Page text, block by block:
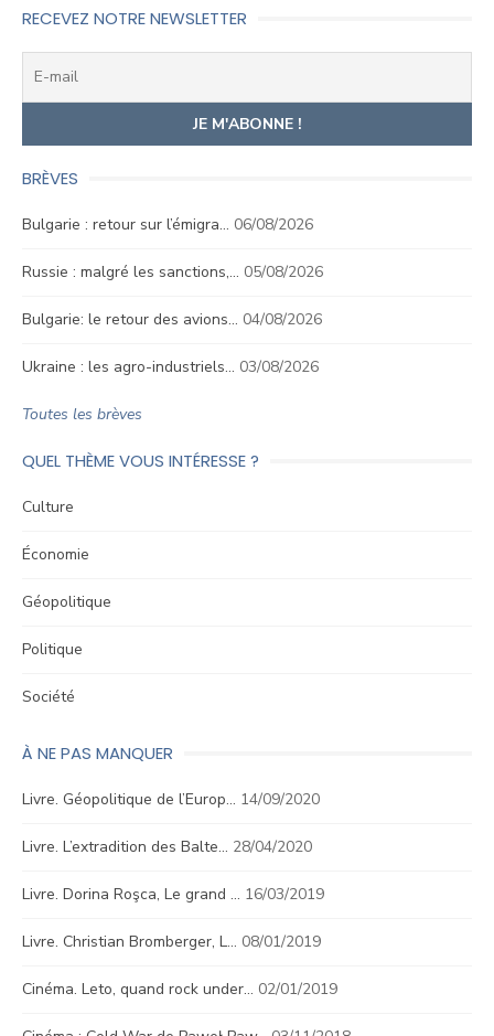
RECEVEZ NOTRE NEWSLETTER
BRÈVES
Bulgarie : retour sur l’émigra… 06/08/2026
Russie : malgré les sanctions,… 05/08/2026
Bulgarie: le retour des avions… 04/08/2026
Ukraine : les agro-industriels… 03/08/2026
Toutes les brèves
QUEL THÈME VOUS INTÉRESSE ?
Culture
Économie
Géopolitique
Politique
Société
À NE PAS MANQUER
Livre. Géopolitique de l’Europ… 14/09/2020
Livre. L’extradition des Balte… 28/04/2020
Livre. Dorina Roşca, Le grand … 16/03/2019
Livre. Christian Bromberger, L… 08/01/2019
Cinéma. Leto, quand rock under… 02/01/2019